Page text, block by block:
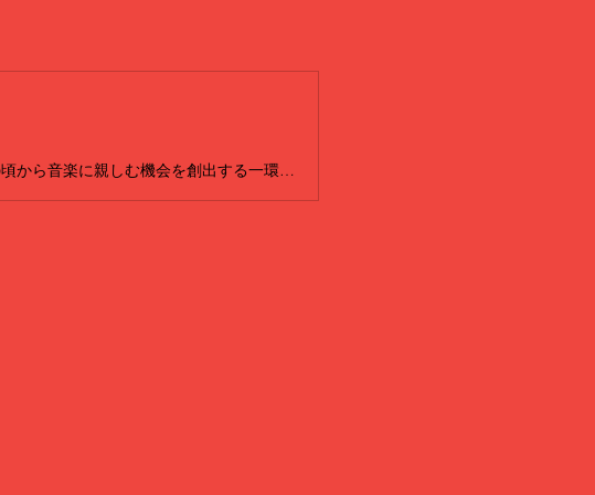
京都府では、府内一円で国内外の音楽家による音楽鑑賞や子どもの頃から音楽に親しむ機会を創出する一環として、10月に府内5か所で室内楽コンサートを開催するとともに、音楽家が学校を訪問する教育プログラムを実施します。